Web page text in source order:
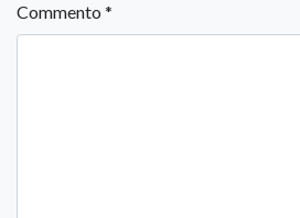
Commento *